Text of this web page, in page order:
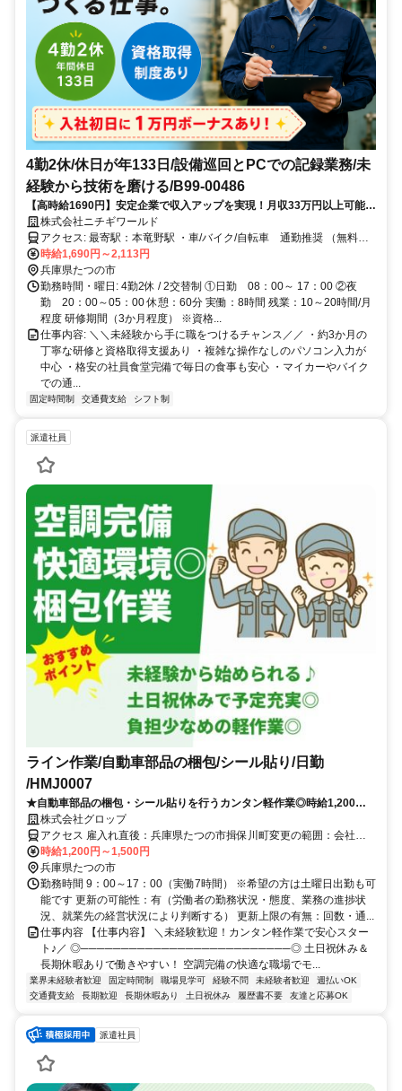
4勤2休/休日が年133日/設備巡回とPCでの記録業務/未
経験から技術を磨ける/B99-00486
【高時給1690円】安定企業で収入アップを実現！月収33万円以上可能だ
から将来設計も立てやすい環境です♪
株式会社ニチギワールド
アクセス: 最寄駅：本竜野駅 ・車/バイク/自転車 通勤推奨 （無料駐
車・駐輪場あり）
時給1,690円～2,113円
兵庫県たつの市
勤務時間・曜日: 4勤2休 / 2交替制 ①日勤 08：00～ 17：00 ②夜
勤 20：00～05：00 休憩：60分 実働：8時間 残業：10～20時間/月
程度 研修期間（3か月程度） ※資格...
仕事内容: ＼＼未経験から手に職をつけるチャンス／／ ・約3か月の
丁寧な研修と資格取得支援あり ・複雑な操作なしのパソコン入力が
中心 ・格安の社員食堂完備で毎日の食事も安心 ・マイカーやバイク
での通...
固定時間制 交通費支給 シフト制
派遣社員
ライン作業/自動車部品の梱包/シール貼り/日勤
/HMJ0007
★自動車部品の梱包・シール貼りを行うカンタン軽作業◎時給1,200円
＆土日祝休み・長期休暇あり♪重量約1kg、空調完備で未経験から始めや
すい！
株式会社グロップ
アクセス 雇入れ直後：兵庫県たつの市揖保川町変更の範囲：会社の
定める就業場所＼アクセス／JR「竜野駅」から車で約12分＼通勤備
考／
時給1,200円～1,500円
兵庫県たつの市
勤務時間 9：00～17：00（実働7時間） ※希望の方は土曜日出勤も可
能です 更新の可能性：有（労働者の勤務状況・態度、業務の進捗状
況、就業先の経営状況により判断する） 更新上限の有無：回数・通...
仕事内容 【仕事内容】 ＼未経験歓迎！カンタン軽作業で安心スター
ト♪／ ◎──────────────────────────◎ 土日祝休み＆
長期休暇ありで働きやすい！ 空調完備の快適な職場でモ...
業界未経験者歓迎 固定時間制 職場見学可 経験不問 未経験者歓迎
週払いOK
交通費支給
長期歓迎 長期休暇あり 土日祝休み 履歴書不要 友達と応募OK
派遣社員